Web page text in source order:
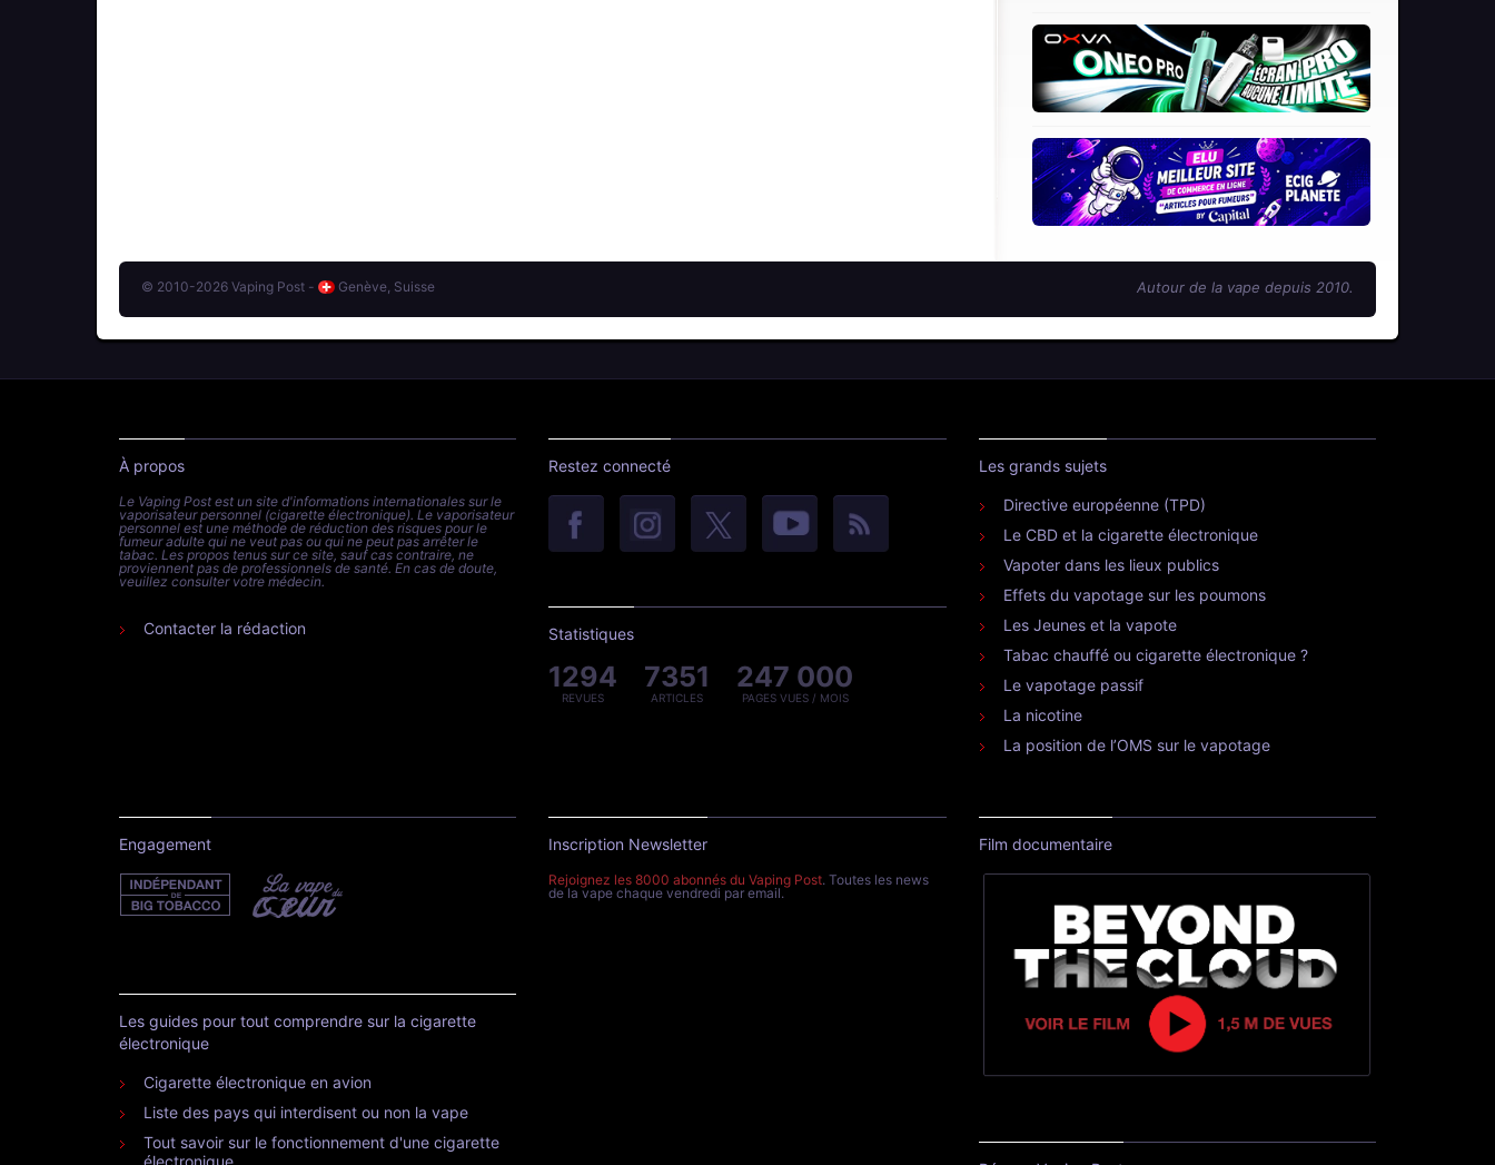
© 2010-2026 Vaping Post - Genève, Suisse Autour de la vape depuis 2010.
À propos
Le Vaping Post est un site d'informations internationales sur le
vaporisateur personnel (cigarette électronique). Le vaporisateur
personnel est une méthode de réduction des risques pour le
fumeur adulte qui ne veut pas ou qui ne peut pas arrêter le
tabac. Les propos tenus sur ce site, sauf cas contraire, ne
proviennent pas de professionnels de santé. En cas de doute,
veuillez consulter votre médecin.
Contacter la rédaction
Restez connecté
Statistiques
1294
REVUES
7351
ARTICLES
247 000
PAGES VUES / MOIS
Les grands sujets
Directive européenne (TPD)
Le CBD et la cigarette électronique
Vapoter dans les lieux publics
Effets du vapotage sur les poumons
Les Jeunes et la vapote
Tabac chauffé ou cigarette électronique ?
Le vapotage passif
La nicotine
La position de l’OMS sur le vapotage
Engagement
Les guides pour tout comprendre sur la cigarette
électronique
Cigarette électronique en avion
Liste des pays qui interdisent ou non la vape
Tout savoir sur le fonctionnement d'une cigarette
électronique
Inscription Newsletter
Rejoignez les 8000 abonnés du Vaping Post. Toutes les news
de la vape chaque vendredi par email.
Film documentaire